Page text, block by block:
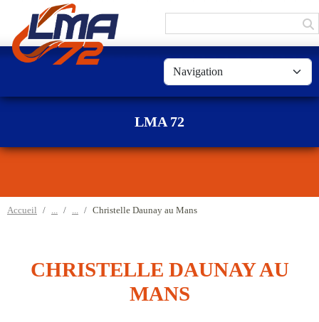
LMA 72
Accueil Christelle Daunay au Mans
CHRISTELLE DAUNAY AU
MANS
Panneau de gestion des cookies